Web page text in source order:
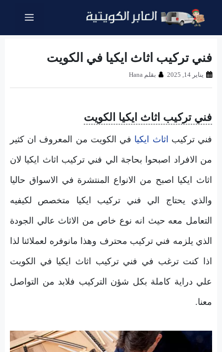
المحتوى
القائمة
فني تركيب اثاث ايكيا في الكويت
يناير 14, 2025 بقلم Hana
فني تركيب اثاث ايكيا الكويت
فني تركيب اثاث ايكيا في الكويت من المعروف ان كثير
من الافراد اصبحوا بحاجة الي فني تركيب اثاث ايكيا لان
اثاث ايكيا اصبح من الانواع المنتشرة في الاسواق حاليا
والذي يحتاج الي فني تركيب ايكيا متخصص لكيفيه
التعامل معه حيث انه نوع خاص من الاثاث عالي الجودة
الذي يلزمه فني تركيب محترف وهذا مانوفره لعملائنا لذا
اذا كنت ترغب في فني تركيب اثاث ايكيا في الكويت
علي دراية كاملة بكل شؤن التركيب فلابد من التواصل
معنا.